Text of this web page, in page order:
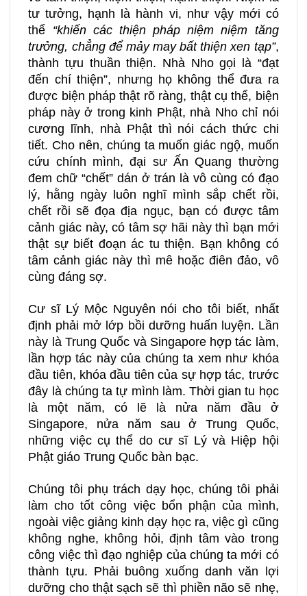
tư tưởng, hạnh là hành vi, như vậy mới có
thể “khiến các thiện pháp niệm niệm tăng
trưởng, chẳng để mảy may bất thiện xen tạp”,
thành tựu thuần thiện. Nhà Nho gọi là “đạt
đến chí thiện”, nhưng họ không thể đưa ra
được biện pháp thật rõ ràng, thật cụ thể, biện
pháp này ở trong kinh Phật, nhà Nho chỉ nói
cương lĩnh, nhà Phật thì nói cách thức chi
tiết. Cho nên, chúng ta muốn giác ngộ, muốn
cứu chính mình, đại sư Ấn Quang thường
đem chữ “chết” dán ở trán là vô cùng có đạo
lý, hằng ngày luôn nghĩ mình sắp chết rồi,
chết rồi sẽ đọa địa ngục, bạn có được tâm
cảnh giác này, có tâm sợ hãi này thì bạn mới
thật sự biết đoạn ác tu thiện. Bạn không có
tâm cảnh giác này thì mê hoặc điên đảo, vô
cùng đáng sợ.
Cư sĩ Lý Mộc Nguyên nói cho tôi biết, nhất
định phải mở lớp bồi dưỡng huấn luyện. Lần
này là Trung Quốc và Singapore hợp tác làm,
lần hợp tác này của chúng ta xem như khóa
đầu tiên, khóa đầu tiên của sự hợp tác, trước
đây là chúng ta tự mình làm. Thời gian tu học
là một năm, có lẽ là nửa năm đầu ở
Singapore, nửa năm sau ở Trung Quốc,
những việc cụ thể do cư sĩ Lý và Hiệp hội
Phật giáo Trung Quốc bàn bạc.
Chúng tôi phụ trách dạy học, chúng tôi phải
làm cho tốt công việc bổn phận của mình,
ngoài việc giảng kinh dạy học ra, việc gì cũng
không nghe, không hỏi, định tâm vào trong
công việc thì đạo nghiệp của chúng ta mới có
thành tựu. Phải buông xuống danh văn lợi
dưỡng cho thật sạch sẽ thì phiền não sẽ nhẹ,